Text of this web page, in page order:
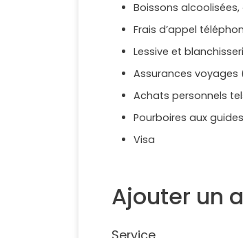
Boissons
Frais d’appel
Lessive et
Assurances
Achats personnels
Pourboires aux
Visa
Ajouter un